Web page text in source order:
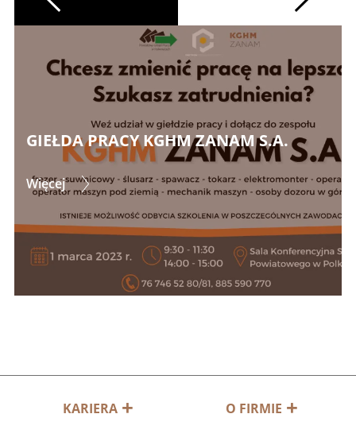
GIEŁDA PRACY KGHM ZANAM S.A.
Więcej
KARIERA O FIRMIE